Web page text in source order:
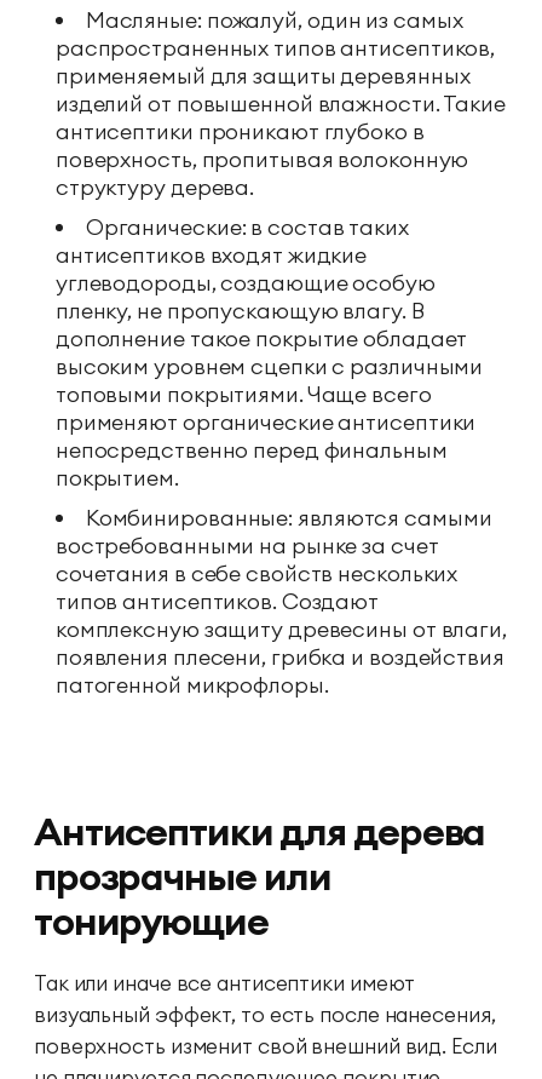
Масляные: пожалуй, один из самых
распространенных типов антисептиков,
применяемый для защиты деревянных
изделий от повышенной влажности. Такие
антисептики проникают глубоко в
поверхность, пропитывая волоконную
структуру дерева.
Органические: в состав таких
антисептиков входят жидкие
углеводороды, создающие особую
пленку, не пропускающую влагу. В
дополнение такое покрытие обладает
высоким уровнем сцепки с различными
топовыми покрытиями. Чаще всего
применяют органические антисептики
непосредственно перед финальным
покрытием.
Комбинированные: являются самыми
востребованными на рынке за счет
сочетания в себе свойств нескольких
типов антисептиков. Создают
комплексную защиту древесины от влаги,
появления плесени, грибка и воздействия
патогенной микрофлоры.
Антисептики для дерева
прозрачные или
тонирующие
Так или иначе все антисептики имеют
визуальный эффект, то есть после нанесения,
поверхность изменит свой внешний вид. Если